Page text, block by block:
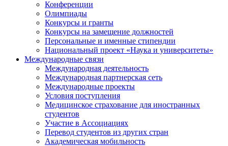
Конференции
Олимпиады
Конкурсы и гранты
Конкурсы на замещение должностей
Персональные и именные стипендии
Национальный проект «Наука и университеты»
Международные связи
Международная деятельность
Международная партнерская сеть
Международные проекты
Условия поступления
Медицинское страхование для иностранных
студентов
Участие в Ассоциациях
Перевод студентов из других стран
Академическая мобильность